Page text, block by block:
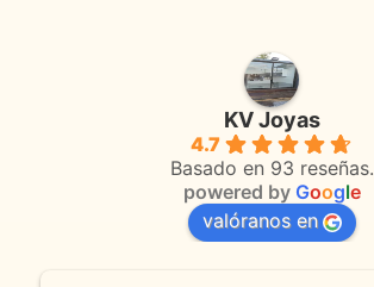
KV Joyas
4.7
Basado en 93 reseñas.
powered by Google
valóranos en